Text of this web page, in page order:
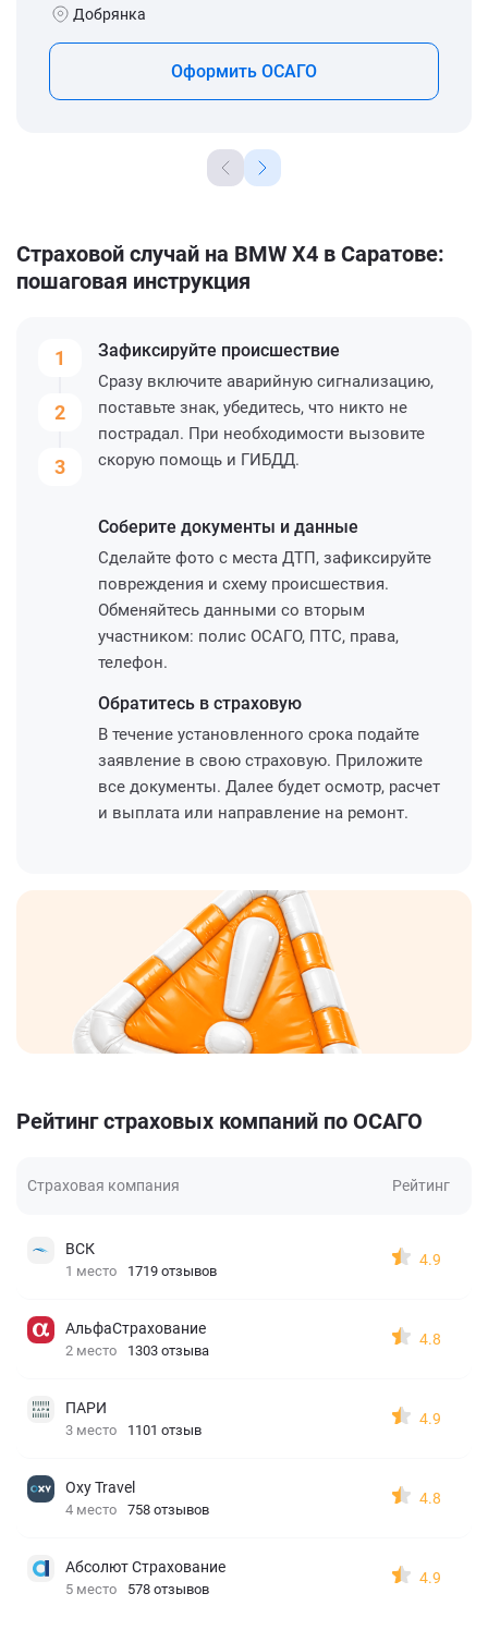
Добрянка
Оформить ОСАГО
Страховой случай на BMW X4 в Саратове:
пошаговая инструкция
1
2
3
Зафиксируйте происшествие
Сразу включите аварийную сигнализацию,
поставьте знак, убедитесь, что никто не
пострадал. При необходимости вызовите
скорую помощь и ГИБДД.
Соберите документы и данные
Сделайте фото с места ДТП, зафиксируйте
повреждения и схему происшествия.
Обменяйтесь данными со вторым
участником: полис ОСАГО, ПТС, права,
телефон.
Обратитесь в страховую
В течение установленного срока подайте
заявление в свою страховую. Приложите
все документы. Далее будет осмотр, расчет
и выплата или направление на ремонт.
Рейтинг страховых компаний по ОСАГО
Страховая компания Рейтинг
ВСК
1 место 1719 отзывов
4.9
АльфаСтрахование
2 место 1303 отзыва
4.8
ПАРИ
3 место 1101 отзыв
4.9
Oxy Travel
4 место 758 отзывов
4.8
Абсолют Страхование
5 место 578 отзывов
4.9